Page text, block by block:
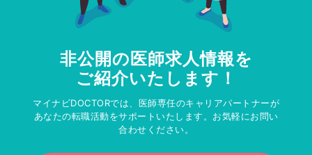
非公開の医師求人情報を
ご紹介いたします！
マイナビDOCTORでは、医師専任のキャリアパートナーが
あなたの転職活動をサポートいたします。お気軽にお問い
合わせください。